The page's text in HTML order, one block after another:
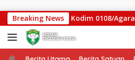
Breaking News
Gantung Kodim 0108/Agara